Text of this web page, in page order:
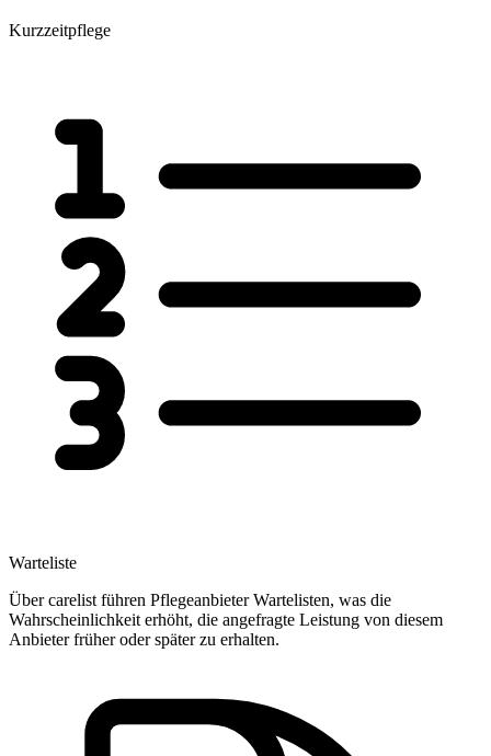
Kurzzeitpflege
Warteliste
Über carelist führen Pflegeanbieter Wartelisten, was die
Wahrscheinlichkeit erhöht, die angefragte Leistung von diesem
Anbieter früher oder später zu erhalten.